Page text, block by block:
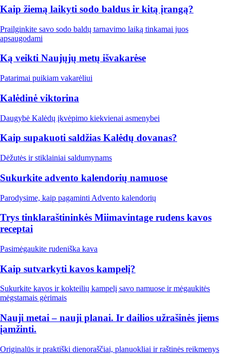
Kaip žiemą laikyti sodo baldus ir kitą įrangą?
Prailginkite savo sodo baldų tarnavimo laiką tinkamai juos
apsaugodami
Ką veikti Naujųjų metų išvakarėse
Patarimai puikiam vakarėliui
Kalėdinė viktorina
Daugybė Kalėdų įkvėpimo kiekvienai asmenybei
Kaip supakuoti saldžias Kalėdų dovanas?
Dėžutės ir stiklainiai saldumynams
Sukurkite advento kalendorių namuose
Parodysime, kaip pagaminti Advento kalendorių
Trys tinklaraštininkės Miimavintage rudens kavos
receptai
Pasimėgaukite rudeniška kava
Kaip sutvarkyti kavos kampelį?
Sukurkite kavos ir kokteilių kampelį savo namuose ir mėgaukitės
mėgstamais gėrimais
Nauji metai – nauji planai. Ir dailios užrašinės jiems
įamžinti.
Originalūs ir praktiški dienoraščiai, planuokliai ir raštinės reikmenys